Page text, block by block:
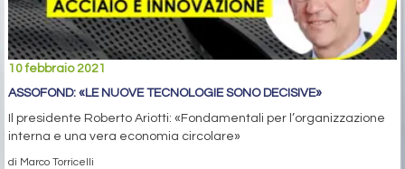
10 febbraio 2021
ASSOFOND: «LE NUOVE TECNOLOGIE SONO DECISIVE»
Il presidente Roberto Ariotti: «Fondamentali per l’organizzazione
interna e una vera economia circolare»
di Marco Torricelli